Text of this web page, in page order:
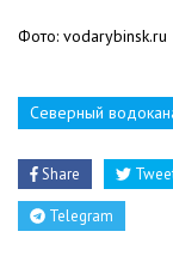
Фото: vodarybinsk.ru
Северный
Share
Telegram